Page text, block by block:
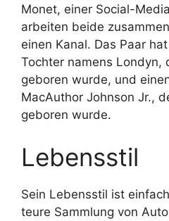
Monet, einer Social-
arbeiten beide
einen Kanal. Das Paar
Tochter namens Londyn,
geboren wurde, und
MacAuthor Johnson Jr.,
geboren wurde.
Lebensstil
Sein Lebensstil ist
teure Sammlung von